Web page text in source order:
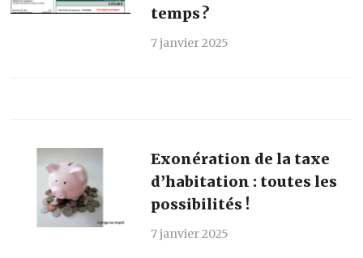
temps ?
7 janvier 2025
Exonération de la taxe
d’habitation : toutes les
possibilités !
7 janvier 2025